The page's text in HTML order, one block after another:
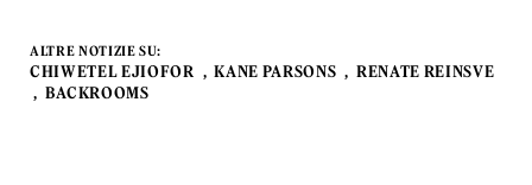
ALTRE NOTIZIE SU:
CHIWETEL EJIOFOR KANE PARSONS
RENATE REINSVE
BACKROOMS